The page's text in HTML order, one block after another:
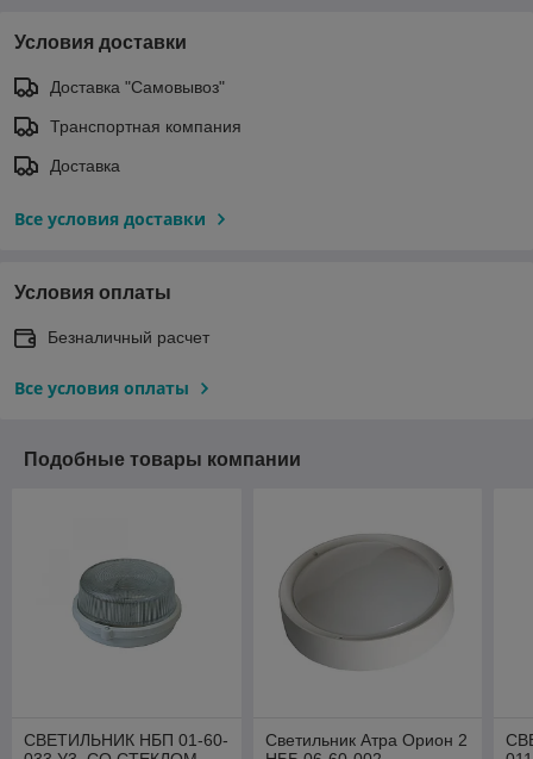
Условия доставки
Доставка "Самовывоз"
Транспортная компания
Доставка
Все условия доставки
Условия оплаты
Безналичный расчет
Все условия оплаты
Подобные товары компании
СВЕТИЛЬНИК НБП 01-60-
Светильник Атра Орион 2